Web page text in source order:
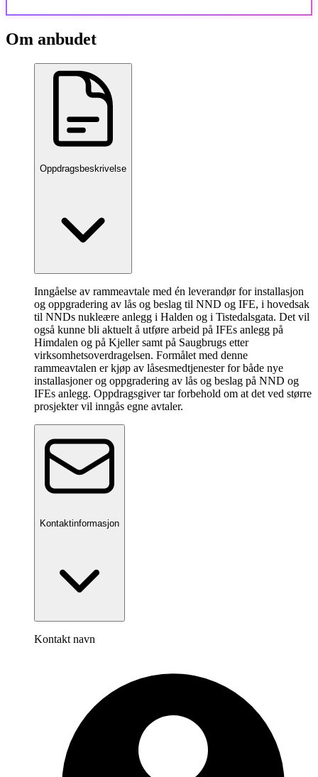
Om anbudet
Oppdragsbeskrivelse
Inngåelse av rammeavtale med én leverandør for installasjon
og oppgradering av lås og beslag til NND og IFE, i hovedsak
til NNDs nukleære anlegg i Halden og i Tistedalsgata. Det vil
også kunne bli aktuelt å utføre arbeid på IFEs anlegg på
Himdalen og på Kjeller samt på Saugbrugs etter
virksomhetsoverdragelsen. Formålet med denne
rammeavtalen er kjøp av låsesmedtjenester for både nye
installasjoner og oppgradering av lås og beslag på NND og
IFEs anlegg. Oppdragsgiver tar forbehold om at det ved større
prosjekter vil inngås egne avtaler.
Kontaktinformasjon
Kontakt navn